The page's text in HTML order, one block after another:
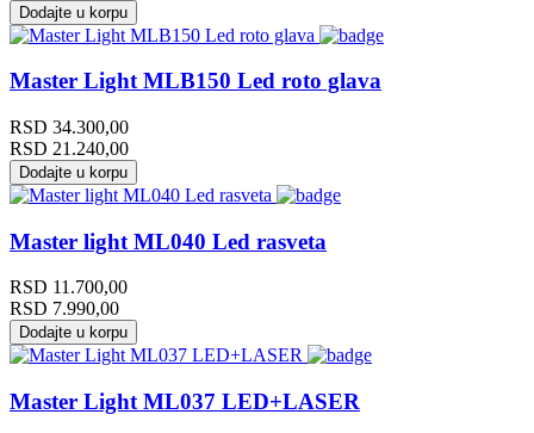
Dodajte u korpu
Master Light MLB150 Led roto glava
RSD 34.300,00
RSD 21.240,00
Dodajte u korpu
Master light ML040 Led rasveta
RSD 11.700,00
RSD 7.990,00
Dodajte u korpu
Master Light ML037 LED+LASER